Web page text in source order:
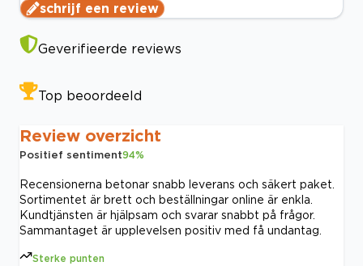
schrijf een review
Geverifieerde reviews
Top beoordeeld
Review overzicht
Positief sentiment94%
Recensionerna betonar snabb leverans och säkert paket.
Sortimentet är brett och beställningar online är enkla.
Kundtjänsten är hjälpsam och svarar snabbt på frågor.
Sammantaget är upplevelsen positiv med få undantag.
Sterke punten